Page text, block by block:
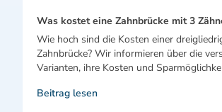
Was kostet eine Zahnbrücke mit 3
Wie hoch sind die Kosten einer
Zahnbrücke? Wir informieren über die
Varianten, ihre Kosten und
Beitrag lesen